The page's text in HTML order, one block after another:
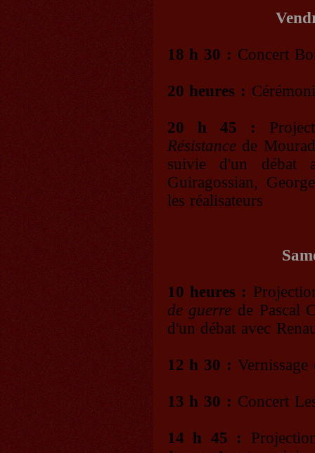
18 h 30 : Concert
20 heures :
20 h 45 :
Résistancede
suivie d'un débat
Guiragossian,
les réalisateurs
10 heures :
de guerre de Pascal
d'un débat avec
12 h 30 :
13 h 30 : Concert
14 h 45 :